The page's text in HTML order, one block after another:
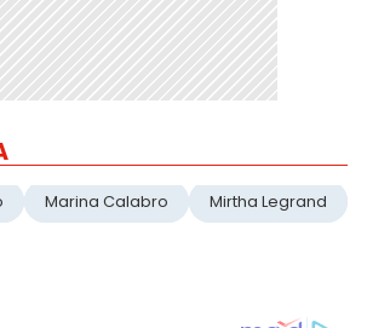
Marina Calabro Mirtha Legrand